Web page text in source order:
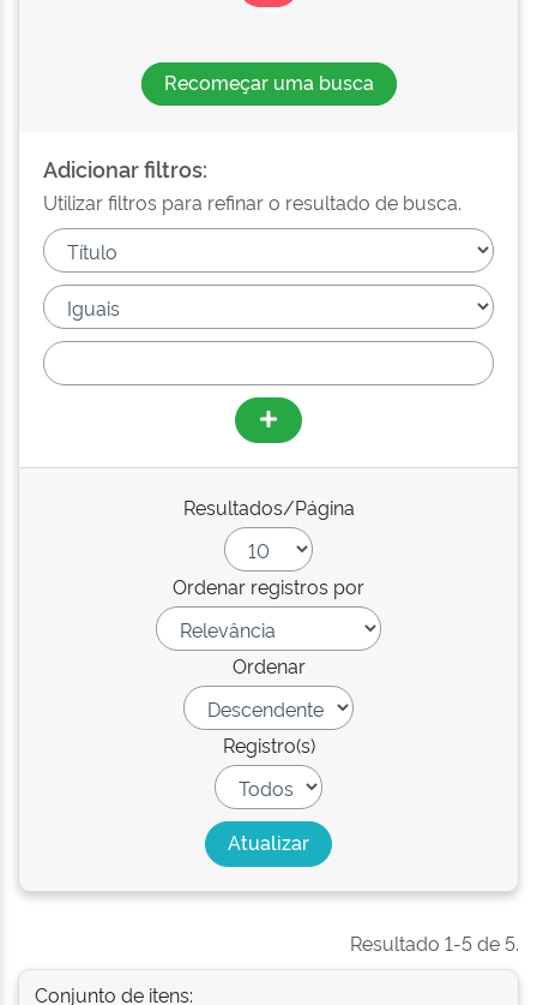
Recomeçar uma busca
Adicionar filtros:
Utilizar filtros para refinar o resultado de busca.
Resultados/Página
Ordenar registros por
Ordenar
Registro(s)
Resultado 1-5 de 5.
Conjunto de itens: